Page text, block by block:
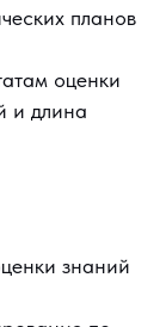
планов
оценки
и длина
знаний